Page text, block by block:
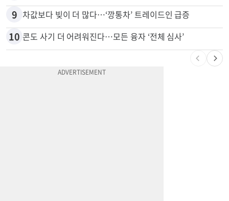
9 차값보다 빚이 더 많다…‘깡통차’ 트레이드인 급증
10 콘도 사기 더 어려워진다…모든 융자 ‘전체 심사’